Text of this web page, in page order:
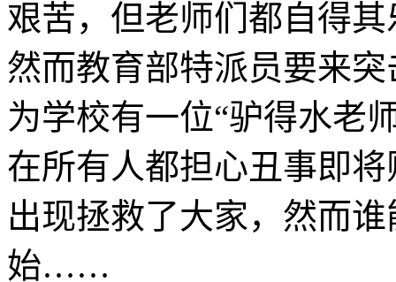
艰苦，但老师们都自得
然而教育部特派员要来
为学校有一位“驴得水老
在所有人都担心丑事即
出现拯救了大家，然而
始……